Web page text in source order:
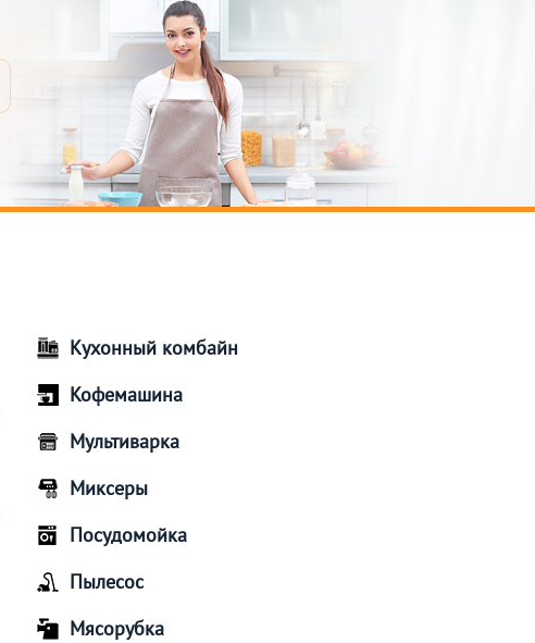
Кухонный комбайн
Кофемашина
Мультиварка
Миксеры
Посудомойка
Пылесос
Мясорубка